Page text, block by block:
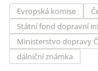
Evropská komise
Státní fond dopravní
Ministerstvo dopravy
dálniční známka